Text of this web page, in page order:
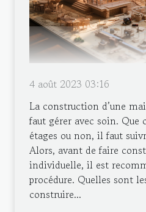
4 août 2023 03:16
La construction d’une
faut gérer avec soin. Que
étages ou non, il faut
Alors, avant de faire
individuelle, il est
procédure. Quelles sont
construire...